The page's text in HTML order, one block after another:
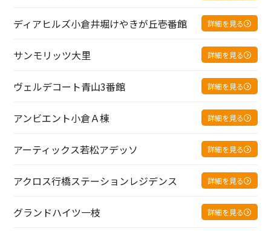
ディアヒルズ小倉井堀けやきが丘壱番館 詳細を見る
サンモリッツ大里 詳細を見る
ヴェルデコート青山3番館 詳細を見る
アンビエント小倉Ａ棟 詳細を見る
アーティックス若松アデッソ 詳細を見る
アクロス行橋ステーションレジデンス 詳細を見る
グランドハイツ一枝 詳細を見る